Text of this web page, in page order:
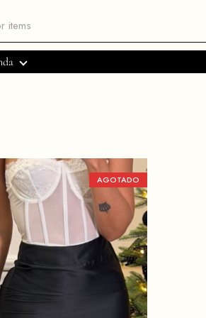
AGOTADO